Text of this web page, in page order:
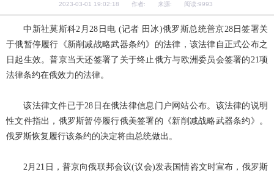
2023-03-01 19:02:18 作者: 来源: 阅读:9993
中新社莫斯科2月28日电 (记者 田冰)俄罗斯总统普京28日签署关
于俄暂停履行《新削减战略武器条约》的法律，该法律自正式公布之
日起生效。普京当天还签署了关于终止俄方与欧洲委员会签署的21项
法律条约在俄效力的法律。
该法律文件已于28日在俄法律信息门户网站公布。该法律的说明
性文件指出，俄罗斯暂停履行俄美签署的《新削减战略武器条约》。
俄罗斯恢复履行该条约的决定将由总统做出。
2月21日，普京向俄联邦会议(议会)发表国情咨文时宣布，俄罗斯